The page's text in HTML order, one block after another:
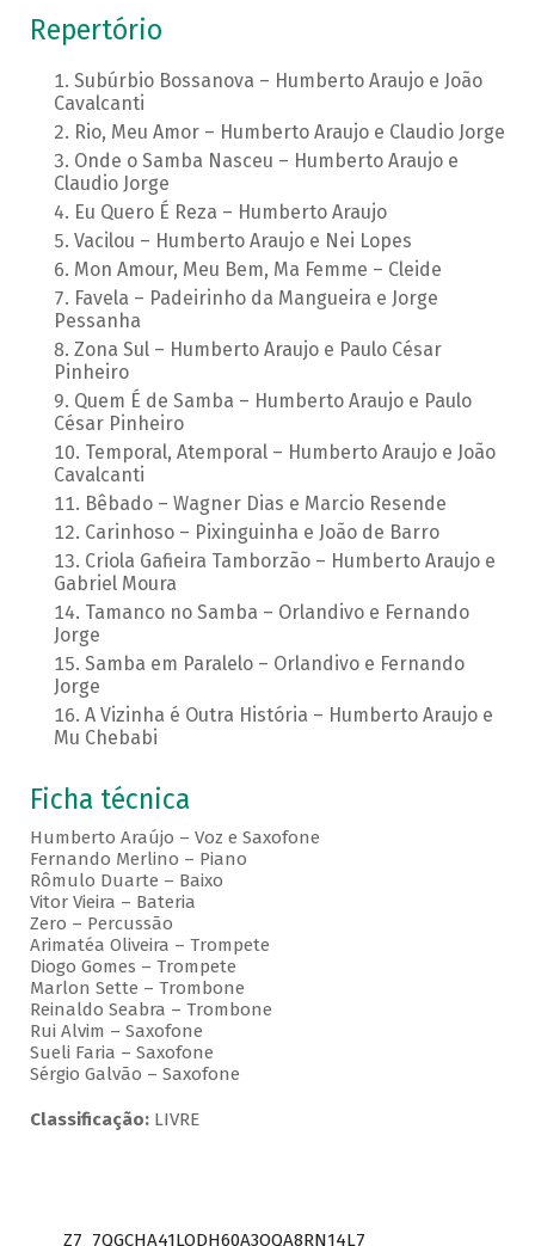
Repertório
Subúrbio Bossanova – Humberto Araujo e João
Cavalcanti
Rio, Meu Amor – Humberto Araujo e Claudio Jorge
Onde o Samba Nasceu – Humberto Araujo e
Claudio Jorge
Eu Quero É Reza – Humberto Araujo
Vacilou – Humberto Araujo e Nei Lopes
Mon Amour, Meu Bem, Ma Femme – Cleide
Favela – Padeirinho da Mangueira e Jorge
Pessanha
Zona Sul – Humberto Araujo e Paulo César
Pinheiro
Quem É de Samba – Humberto Araujo e Paulo
César Pinheiro
Temporal, Atemporal – Humberto Araujo e João
Cavalcanti
Bêbado – Wagner Dias e Marcio Resende
Carinhoso – Pixinguinha e João de Barro
Criola Gafieira Tamborzão – Humberto Araujo e
Gabriel Moura
Tamanco no Samba – Orlandivo e Fernando
Jorge
Samba em Paralelo – Orlandivo e Fernando
Jorge
A Vizinha é Outra História – Humberto Araujo e
Mu Chebabi
Ficha técnica
Humberto Araújo – Voz e Saxofone
Fernando Merlino – Piano
Rômulo Duarte – Baixo
Vitor Vieira – Bateria
Zero – Percussão
Arimatéa Oliveira – Trompete
Diogo Gomes – Trompete
Marlon Sette – Trombone
Reinaldo Seabra – Trombone
Rui Alvim – Saxofone
Sueli Faria – Saxofone
Sérgio Galvão – Saxofone
Classificação:LIVRE
Z7_7QGCHA41LODH60A3OQA8RN14L7